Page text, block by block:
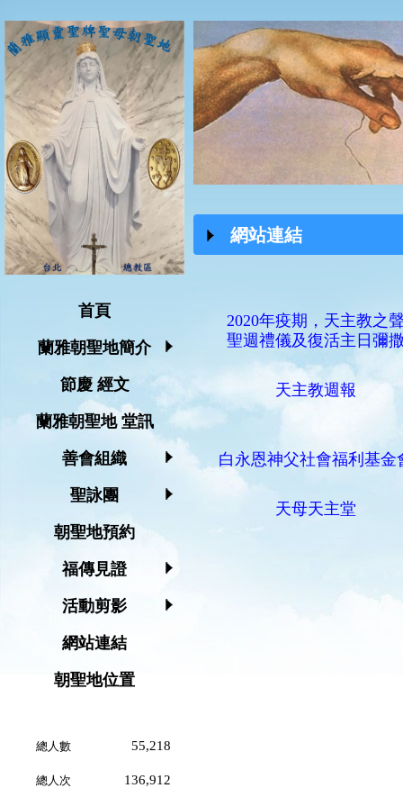
首頁
蘭雅朝聖地簡介
節慶 經文
蘭雅朝聖地 堂訊
善會組織
聖詠團
朝聖地預約
福傳見證
活動剪影
網站連結
朝聖地位置
總人數 55,218
總人次 136,912
網站連結
2020年疫期，天主教之
聖週禮儀及復活主日彌
天主教週報
白永恩神父社會福利基金
天母天主堂